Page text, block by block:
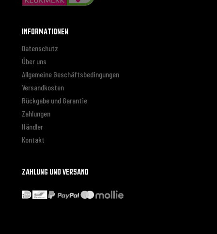
INFORMATIONEN
Datenschutz
Über uns
Allgemeine Geschäftsbedingungen
Versandkosten
Rückgabe und Garantie
Zahlungen
Händler
Kontakt
ZAHLUNG UND VERSAND